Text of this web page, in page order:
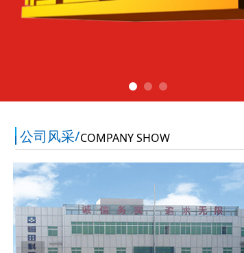
COMPANY SHOW
公司风采/